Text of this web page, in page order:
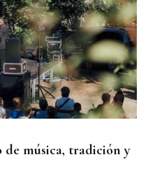
música, tradición y